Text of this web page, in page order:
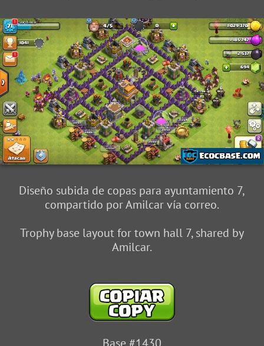
Diseño subida de copas para ayuntamiento 7,
compartido por Amilcar vía correo.
Trophy base layout for town hall 7, shared by
Amilcar.